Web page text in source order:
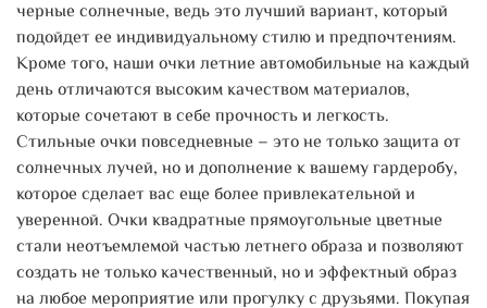
черные солнечные, ведь это лучший вариант, который
подойдет ее индивидуальному стилю и предпочтениям.
Кроме того, наши очки летние автомобильные на каждый
день отличаются высоким качеством материалов,
которые сочетают в себе прочность и легкость.
Стильные очки повседневные – это не только защита от
солнечных лучей, но и дополнение к вашему гардеробу,
которое сделает вас еще более привлекательной и
уверенной. Очки квадратные прямоугольные цветные
стали неотъемлемой частью летнего образа и позволяют
создать не только качественный, но и эффектный образ
на любое мероприятие или прогулку с друзьями. Покупая